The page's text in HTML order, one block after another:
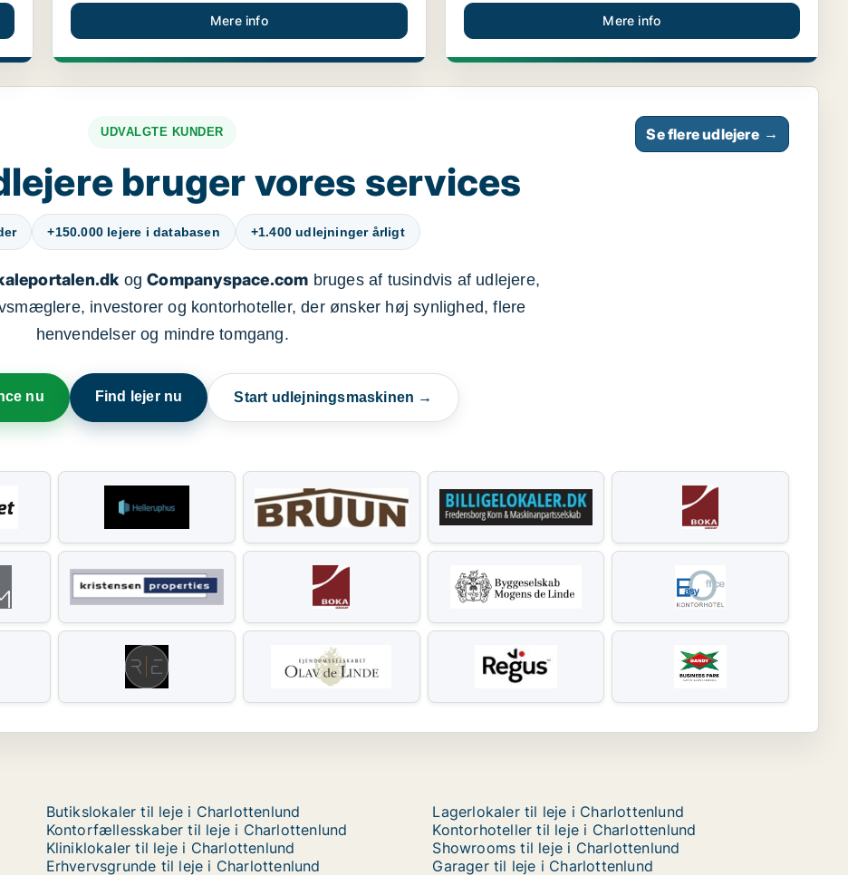
Mere info Mere info
UDVALGTE KUNDER
bruger vores services
+150.000 lejere i databasen +1.400 udlejninger årligt
ogCompanyspace.com bruges af tusindvis af udlejere,
investorer og kontorhoteller, der ønsker høj synlighed, flere
henvendelser og mindre tomgang.
nu Find lejer nu Start udlejningsmaskinen →
Se flere udlejere →
Butikslokaler til leje i Charlottenlund
Lagerlokaler til leje i Charlottenlund
Kontorfællesskaber til leje i Charlottenlund
Kontorhoteller til leje i Charlottenlund
Kliniklokaler til leje i Charlottenlund
Showrooms til leje i Charlottenlund
Erhvervsgrunde til leje i Charlottenlund Garager til leje i Charlottenlund